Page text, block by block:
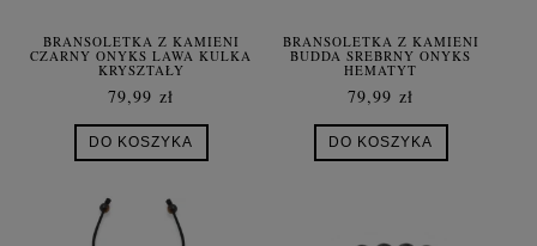
BRANSOLETKA Z KAMIENI
CZARNY ONYKS LAWA KULKA
KRYSZTAŁY
79,99 zł
DO KOSZYKA
BRANSOLETKA Z KAMIENI
BUDDA SREBRNY ONYKS
HEMATYT
79,99 zł
DO KOSZYKA